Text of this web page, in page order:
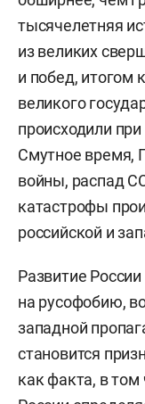
тысячелетняя
из великих
и побед, итогом
великого
происходили
Смутное время,
войны, распад
катастрофы
российской и
Развитие
на русофобию,
западной
становится
как факта, в